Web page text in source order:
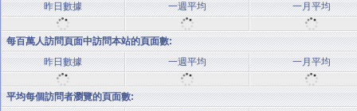
昨日數據
一週平均 一月平均
每百萬人訪問頁面中訪問本站的頁面數:
昨日數據
一週平均 一月平均
平均每個訪問者瀏覽的頁面數: